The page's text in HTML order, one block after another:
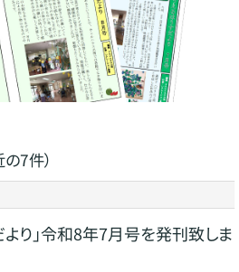
の7件）
より」令和8年7月号を発刊致しま